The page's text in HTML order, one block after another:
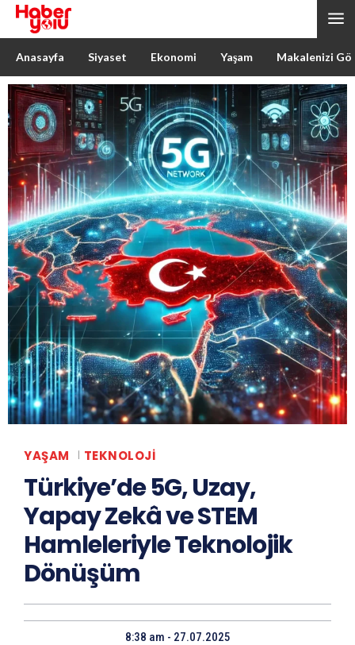
Anasayfa Siyaset Ekonomi Yaşam Makalenizi
YAŞAM TEKNOLOJI
Türkiye’de 5G, Uzay,
Yapay Zekâ ve STEM
Hamleleriyle Teknolojik
Dönüşüm
8:38 am - 27.07.2025